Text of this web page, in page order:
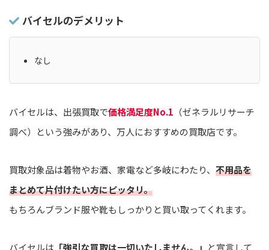
バイセルのデメリット
なし
バイセルは、出張買取で価格満足度No.1 （ゼネラルリサーチ
調べ）という強みがあり、万人におすすめの買取店です。
買取対象品は着物やお酒、家電など多岐にわたり、 不用品を
まとめて片付けたい方にピッタリ。
もちろんブランド服や靴もしっかりと買い取ってくれます。